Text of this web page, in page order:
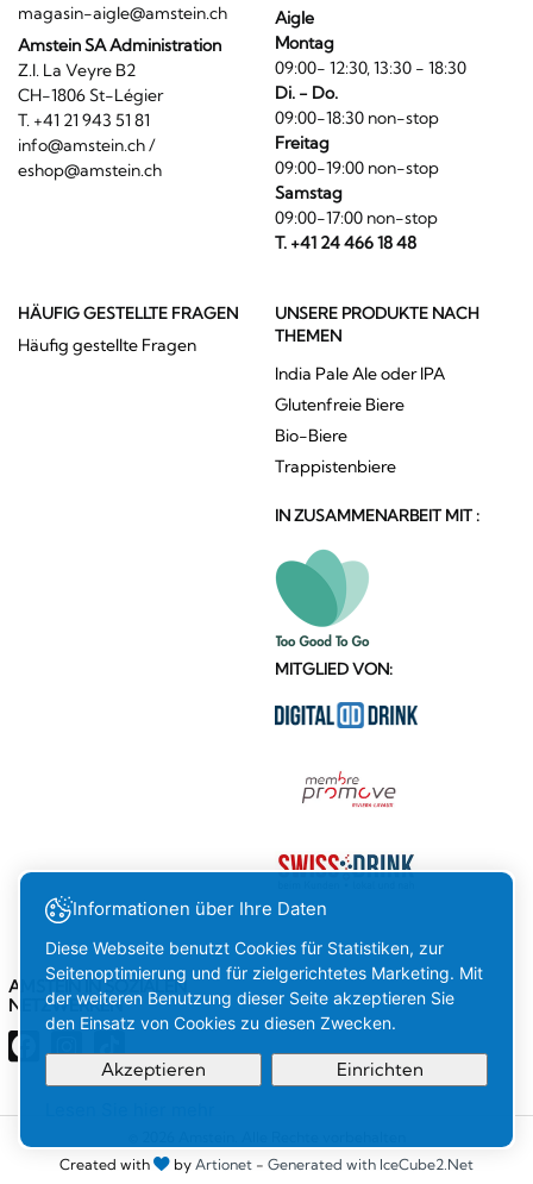
magasin-aigle@amstein.ch
Amstein SA Administration
Z.I. La Veyre B2
CH-1806 St-Légier
T. +41 21 943 51 81
info@amstein.ch/
eshop@amstein.ch
Aigle
Montag
09:00- 12:30, 13:30 - 18:30
Di. - Do.
09:00-18:30 non-stop
Freitag
09:00-19:00 non-stop
Samstag
09:00-17:00 non-stop
T. +41 24 466 18 48
HÄUFIG GESTELLTE FRAGEN
Häufig gestellte Fragen
UNSERE PRODUKTE NACH
THEMEN
India Pale Ale oder IPA
Glutenfreie Biere
Bio-Biere
Trappistenbiere
IN ZUSAMMENARBEIT MIT :
MITGLIED VON:
AMSTEIN IN SOZIALEN
NETZWERKEN
Created with
by Artionet - Generated with IceCube2.Net
Auswahl
Informationen über Ihre Daten
Diese Webseite benutzt Cookies für Statistiken, zur
Seitenoptimierung und für zielgerichtetes Marketing. Mit
der weiteren Benutzung dieser Seite akzeptieren Sie
den Einsatz von Cookies zu diesen Zwecken.
Akzeptieren Einrichten